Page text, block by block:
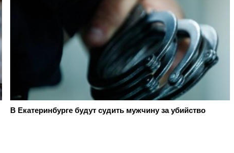
В Екатеринбурге будут судить мужчину за убийство